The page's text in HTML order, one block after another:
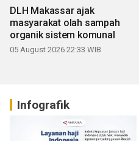
DLH Makassar ajak
masyarakat olah sampah
organik sistem komunal
05 August 2026 22:33 WIB
Infografik